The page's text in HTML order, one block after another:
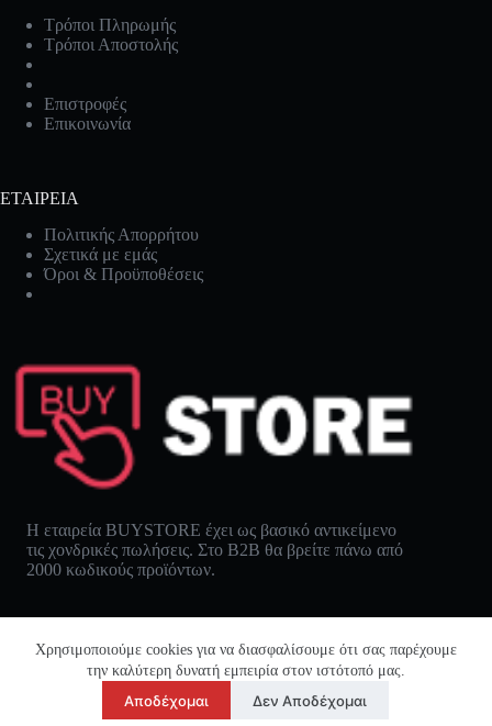
Χρησιμοποιούμε cookies για να διασφαλίσουμε ότι σας παρέχουμε
την καλύτερη δυνατή εμπειρία στον ιστότοπό μας.
Αποδέχομαι Δεν Αποδέχομαι
Τρόποι Πληρωμής
Τρόποι Αποστολής
Επιστροφές
Επικοινωνία
ΕΤΑΙΡΕΙΑ
Πολιτικής Απορρήτου
Σχετικά με εμάς
Όροι & Προϋποθέσεις
Η εταιρεία BUYSTORE έχει ως βασικό αντικείμενο
τις χονδρικές πωλήσεις. Στο B2B θα βρείτε πάνω από
2000 κωδικούς προϊόντων.